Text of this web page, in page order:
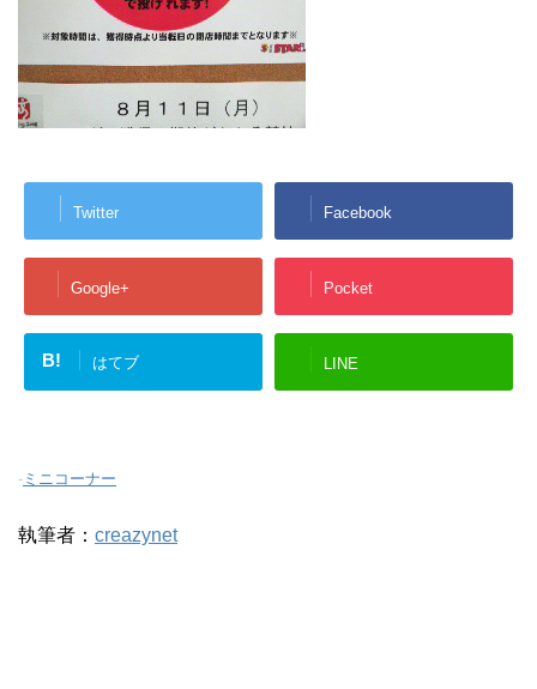
Twitter Facebook
Google+ Pocket
B! はてブ LINE
- ミニコーナー
執筆者： creazynet